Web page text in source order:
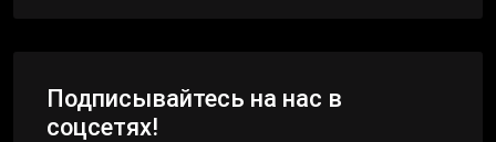
Подписывайтесь на нас в
соцсетях!